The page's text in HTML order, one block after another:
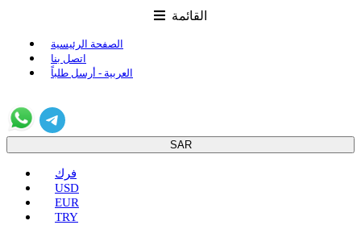
القائمة
الصفحة الرئيسية
اتصل بنا
العربية - أرسل طلباً
SAR
فرك
USD
EUR
TRY